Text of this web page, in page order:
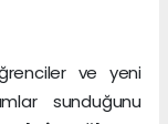
ve yeni
sunduğunu